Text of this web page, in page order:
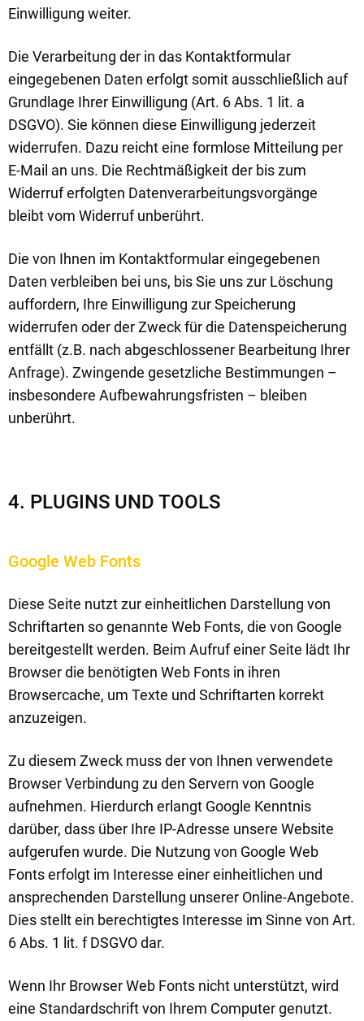
Einwilligung weiter.
Die Verarbeitung der in das Kontaktformular
eingegebenen Daten erfolgt somit ausschließlich auf
Grundlage Ihrer Einwilligung (Art. 6 Abs. 1 lit. a
DSGVO). Sie können diese Einwilligung jederzeit
widerrufen. Dazu reicht eine formlose Mitteilung per
E-Mail an uns. Die Rechtmäßigkeit der bis zum
Widerruf erfolgten Datenverarbeitungsvorgänge
bleibt vom Widerruf unberührt.
Die von Ihnen im Kontaktformular eingegebenen
Daten verbleiben bei uns, bis Sie uns zur Löschung
auffordern, Ihre Einwilligung zur Speicherung
widerrufen oder der Zweck für die Datenspeicherung
entfällt (z.B. nach abgeschlossener Bearbeitung Ihrer
Anfrage). Zwingende gesetzliche Bestimmungen –
insbesondere Aufbewahrungsfristen – bleiben
unberührt.
4. PLUGINS UND TOOLS
Google Web Fonts
Diese Seite nutzt zur einheitlichen Darstellung von
Schriftarten so genannte Web Fonts, die von Google
bereitgestellt werden. Beim Aufruf einer Seite lädt Ihr
Browser die benötigten Web Fonts in ihren
Browsercache, um Texte und Schriftarten korrekt
anzuzeigen.
Zu diesem Zweck muss der von Ihnen verwendete
Browser Verbindung zu den Servern von Google
aufnehmen. Hierdurch erlangt Google Kenntnis
darüber, dass über Ihre IP-Adresse unsere Website
aufgerufen wurde. Die Nutzung von Google Web
Fonts erfolgt im Interesse einer einheitlichen und
ansprechenden Darstellung unserer Online-Angebote.
Dies stellt ein berechtigtes Interesse im Sinne von Art.
6 Abs. 1 lit. f DSGVO dar.
Wenn Ihr Browser Web Fonts nicht unterstützt, wird
eine Standardschrift von Ihrem Computer genutzt.